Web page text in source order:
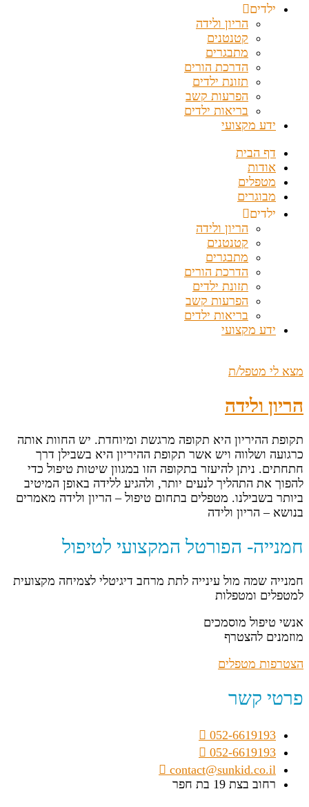
ילדים
הריון ולידה
קטנטנים
מתבגרים
הדרכת הורים
תזונת ילדים
הפרעות קשב
בריאות ילדים
ידע מקצועי
דף הבית
אודות
מטפלים
מבוגרים
ילדים
הריון ולידה
קטנטנים
מתבגרים
הדרכת הורים
תזונת ילדים
הפרעות קשב
בריאות ילדים
ידע מקצועי
מצא לי מטפל/ת
הריון ולידה
תקופת ההיריון היא תקופה מרגשת ומיוחדת. יש החוות אותה
כרגועה ושלווה ויש אשר תקופת ההיריון היא בשבילן דרך
חתחתים. ניתן להיעזר בתקופה הזו במגוון שיטות טיפול כדי
להפוך את התהליך לנעים יותר, ולהגיע ללידה באופן המיטיב
ביותר בשבילנו. מטפלים בתחום טיפול – הריון ולידה מאמרים
בנושא – הריון ולידה
חמנייה- הפורטל המקצועי לטיפול
חמנייה שמה מול עינייה לתת מרחב דיגיטלי לצמיחה מקצועית
למטפלים ומטפלות
אנשי טיפול מוסמכים
מוזמנים להצטרף
הצטרפות מטפלים
פרטי קשר
052-6619193
052-6619193
contact@sunkid.co.il
רחוב בצת 19 בת חפר